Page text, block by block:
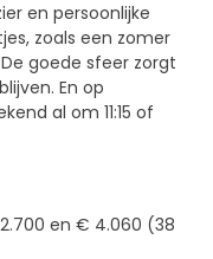
en persoonlijke
zoals een zomer
goede sfeer zorgt
En op
al om 11:15 of
en € 4.060 (38